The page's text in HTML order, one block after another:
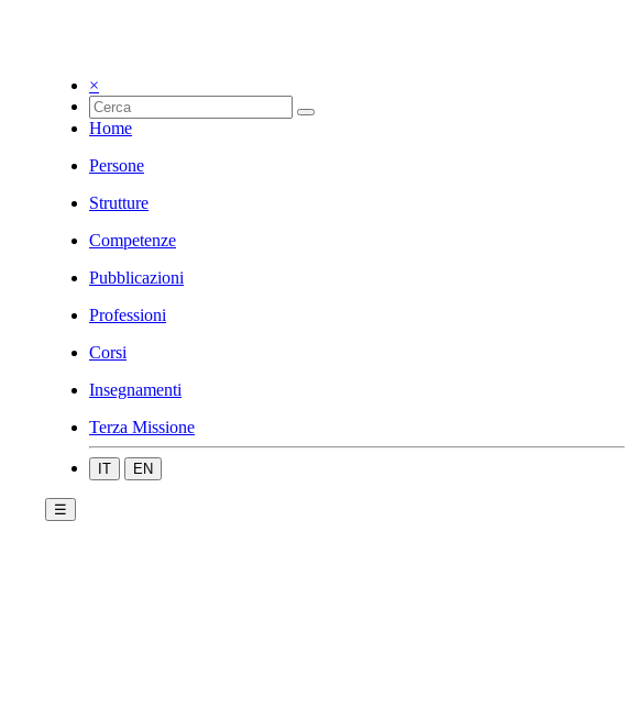
×
Home
Persone
Strutture
Competenze
Pubblicazioni
Professioni
Corsi
Insegnamenti
Terza Missione
IT EN
☰